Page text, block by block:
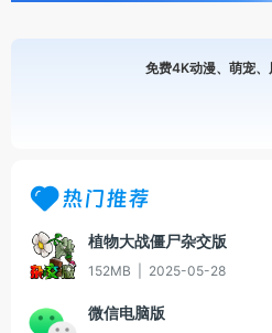
免费4K动漫、萌宠
热门推荐
植物大战僵尸杂交版
152MB 2025-05-28
微信电脑版